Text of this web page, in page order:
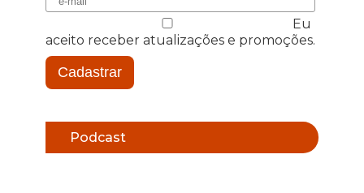
Eu
aceito receber atualizações e promoções.
Cadastrar
Podcast